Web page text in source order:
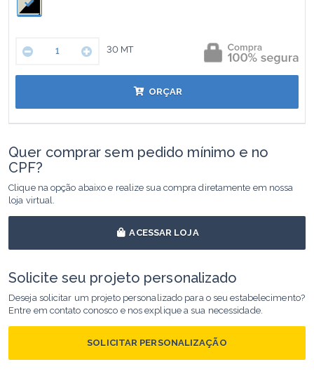
30 MT
ORÇAR
Quer comprar sem pedido mínimo e no
CPF?
Clique na opção abaixo e realize sua compra diretamente em nossa
loja virtual.
ACESSAR LOJA
Solicite seu projeto personalizado
Deseja solicitar um projeto personalizado para o seu estabelecimento?
Entre em contato conosco e nos explique a sua necessidade.
SOLICITAR PERSONALIZAÇÃO